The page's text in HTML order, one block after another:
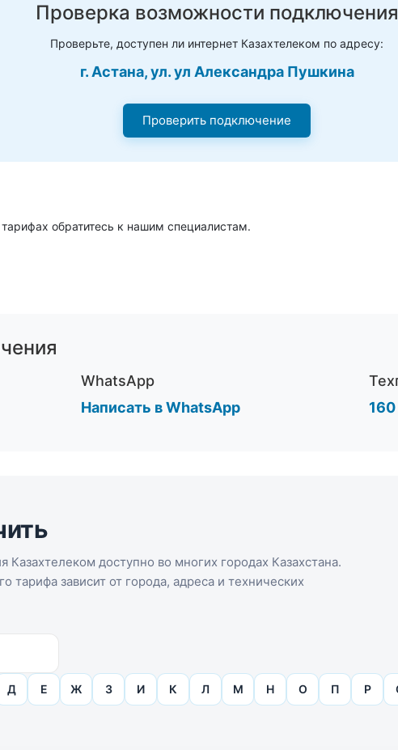
Проверка возможности подключения
Проверьте, доступен ли интернет Казахтелеком по адресу:
г. Астана, ул. ул Александра Пушкина
Проверить подключение
обратитесь к нашим специалистам.
WhatsApp
Написать в WhatsApp
160
доступно во многих городах Казахстана.
зависит от города, адреса и технических
Д Е Ж З И К Л М Н О П Р